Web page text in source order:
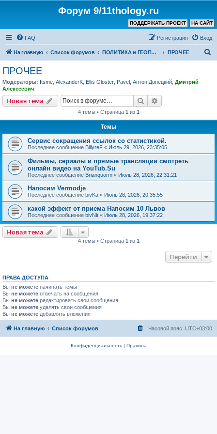
Форум 9/11thology.ru
НА САЙТ
ПОДДЕРЖАТЬ ПРОЕКТ
FAQ Вход
Регистрация
На главную Список форумов ПОЛИТИКА и ГЕОПОЛИТИКА ПРОЧЕЕ
ПРОЧЕЕ
Модераторы: Itsme AlexanderK Ellis Gloster Pavel Антон Донецкий Дмитрий
Алексеевич
Новая тема Поиск
4 темы • Страница 1 из 1
Темы
Сервис сокращения ссылок со статистикой.
Последнее сообщение BillyreF « Июль 29, 2026, 23:35:05
Фильмы, сериалы и прямые трансляции смотреть
онлайн видео на YouTub.Su
Последнее сообщение Brianquorm « Июль 28, 2026, 22:31:21
Напосим Vermodje
Последнее сообщение bivKa « Июль 28, 2026, 20:35:55
какой эффект от приема Напосим 10 Львов
Последнее сообщение bivNit « Июль 28, 2026, 19:37:22
Новая тема
4 темы • Страница 1 из 1
Перейти
ПРАВА ДОСТУПА
Вы не можете начинать темы
Вы не можете отвечать на сообщения
Вы не можете редактировать свои сообщения
Вы не можете удалять свои сообщения
Вы не можете добавлять вложения
На главную Список форумов Часовой пояс: UTC+03:00
Конфиденциальность| Правила